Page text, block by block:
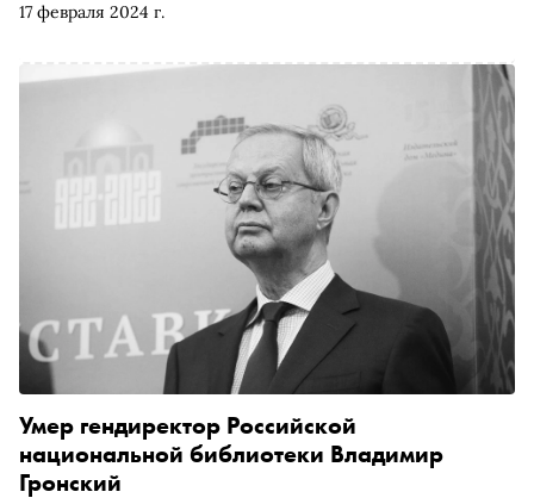
17 февраля 2024 г.
Толстого и друг многих писателей начала XIX века. О
материале «Сноба»
Умер гендиректор Российской
национальной библиотеки Владимир
Гронский